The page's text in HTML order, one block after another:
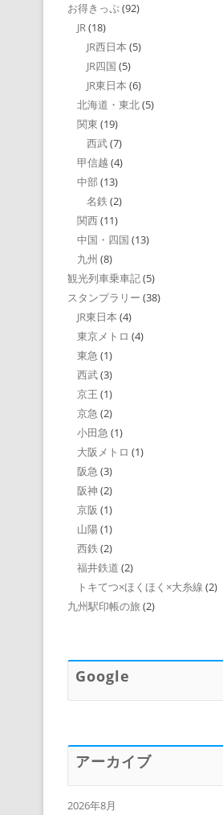
お得きっぷ(92)
JR(18)
JR西日本 (5)
JR四国 (5)
JR東日本 (6)
北海道・東北(5)
関東 (19)
西武(7)
甲信越 (4)
中部 (13)
名鉄 (2)
関西(11)
中国・四国 (13)
九州 (8)
観光列車乗車記(5)
スタンプラリー (38)
JR東日本 (4)
東京メトロ (4)
東急 (1)
西武(3)
京王 (1)
京急 (2)
小田急 (1)
大阪メトロ (1)
阪急 (3)
阪神 (2)
京阪 (1)
山陽 (1)
西鉄 (2)
福井鉄道 (2)
トキてつ×ほくほく×大糸線 (2)
九州駅印帳の旅 (2)
Google
アーカイブ
2026年8月